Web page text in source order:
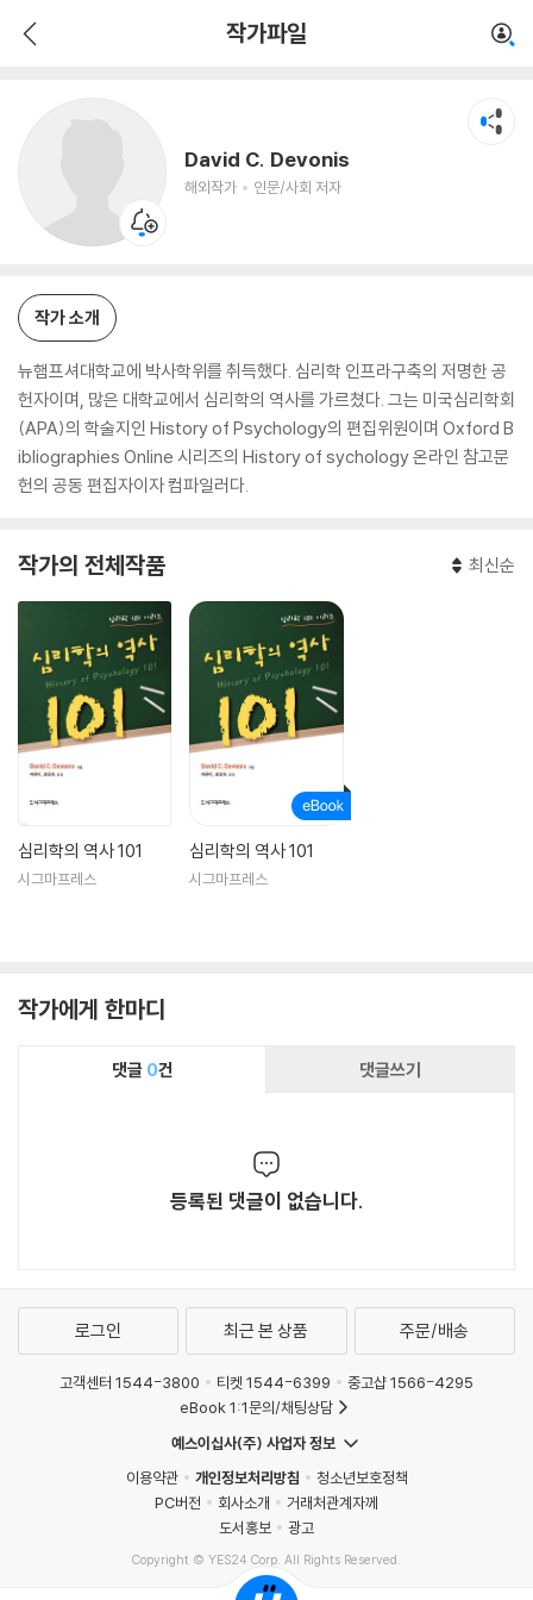
작가파일
David C. Devonis
해외작가 인문/사회 저자
인문/사회 저자
작가 소개
뉴햄프셔대학교에 박사학위를 취득했다. 심리학 인프라구축의 저명한 공
헌자이며, 많은 대학교에서 심리학의 역사를 가르쳤다. 그는 미국심리학회
(APA)의 학술지인 History of Psychology의 편집위원이며 Oxford B
ibliographies Online 시리즈의 History of sychology 온라인 참고문
헌의 공동 편집자이자 컴파일러다.
작가의 전체작품 최신순
심리학의 역사 101
시그마프레스
심리학의 역사 101
시그마프레스
작가에게 한마디
댓글 0건 댓글쓰기
등록된 댓글이 없습니다.
로그인 최근 본 상품 주문/배송
고객센터 1544-3800 티켓 1544-6399
중고샵 1566-4295
eBook 1:1문의/채팅상담
예스이십사(주) 사업자 정보
이용약관
개인정보처리방침
청소년보호정책
PC버전
회사소개
거래처관계자께
도서홍보
광고
Copyright © YES24 Corp. All Rights Reserved.